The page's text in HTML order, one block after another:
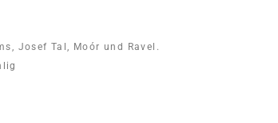
Josef Tal, Moór und Ravel.